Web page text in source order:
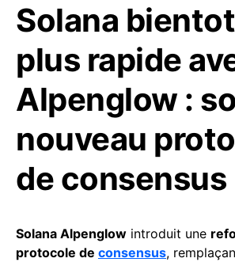
Solana
plus rapide
Alpenglow :
nouveau
de consensus
Solana Alpenglow introduit une
protocole de consensus,